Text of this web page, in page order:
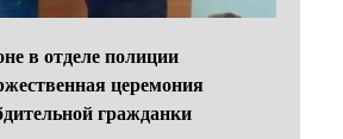
в отделе полиции
церемония
гражданки